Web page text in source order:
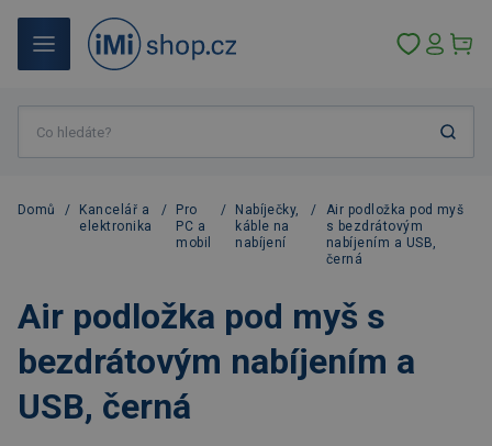
Domů /
Kancelář a
elektronika
/
Pro
PC a
mobil
/
Nabíječky,
káble na
nabíjení
/
Air podložka pod myš
s bezdrátovým
nabíjením a USB,
černá
Air podložka pod myš s
bezdrátovým nabíjením a
USB, černá